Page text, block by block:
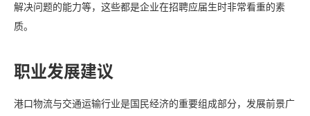
解决问题的能力等，这些都是企业在招聘应届生时非常看重的素
质。
职业发展建议
港口物流与交通运输行业是国民经济的重要组成部分，发展前景广